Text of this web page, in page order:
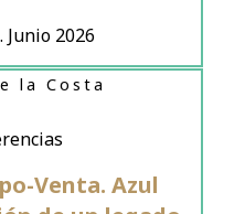
Junio 2026
Venta. Azul
la Costa